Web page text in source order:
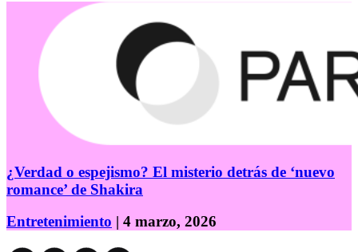
¿Verdad o espejismo? El misterio detrás de ‘nuevo
romance’ de Shakira
Entretenimiento | 4 marzo, 2026